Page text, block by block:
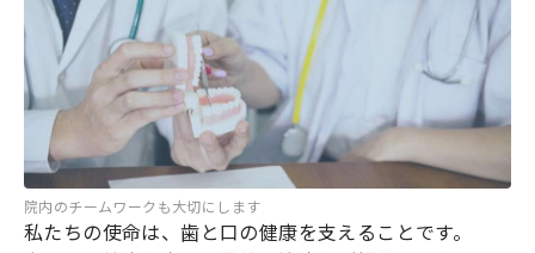
院内のチームワークも大切にします
私たちの使命は、歯と口の健康を支えることです。